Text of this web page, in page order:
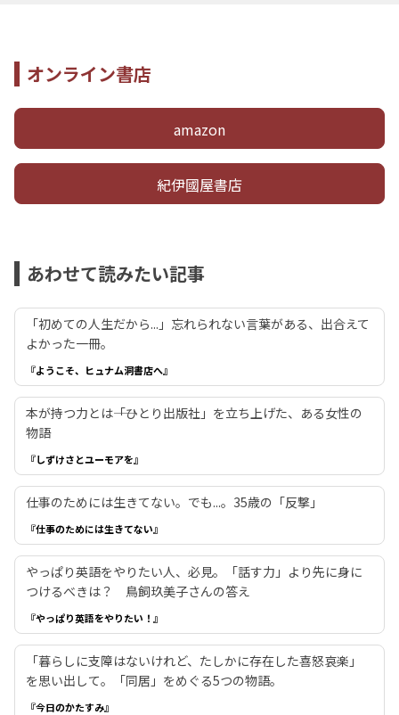
オンライン書店
amazon
紀伊國屋書店
あわせて読みたい記事
「初めての人生だから...」忘れられない言葉がある、出合えて
よかった一冊。
『ようこそ、ヒュナム洞書店へ』
本が持つ力とは――「ひとり出版社」を立ち上げた、ある女性の
物語
『しずけさとユーモアを』
仕事のためには生きてない。でも...。35歳の「反撃」
『仕事のためには生きてない』
やっぱり英語をやりたい人、必見。「話す力」より先に身に
つけるべきは？ 鳥飼玖美子さんの答え
『やっぱり英語をやりたい！』
「暮らしに支障はないけれど、たしかに存在した喜怒哀楽」
を思い出して。「同居」をめぐる5つの物語。
『今日のかたすみ』